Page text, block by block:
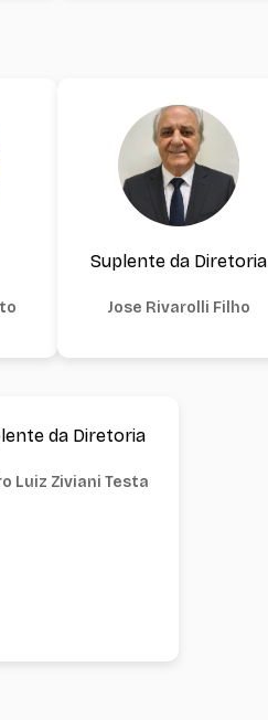
Suplente da Diretoria
Jose Rivarolli Filho
da Diretoria
Luiz Ziviani Testa